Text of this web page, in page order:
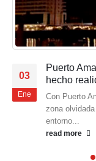
03
Ene
Puerto
hecho
Con Puerto
zona
entorno...
read more